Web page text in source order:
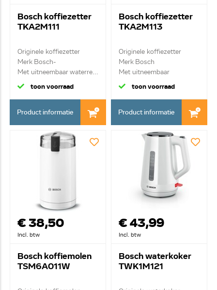
Bosch koffiezetter
TKA2M111
Originele koffiezetter
Merk Bosch-
Met uitneembaar waterre...
toon voorraad
Product informatie
Bosch koffiezetter
TKA2M113
Originele koffiezetter
Merk Bosch
Met uitneembaar
waterres...
toon voorraad
Product informatie
€ 38,50
Incl. btw
Bosch koffiemolen
TSM6A011W
€ 43,99
Incl. btw
Bosch waterkoker
TWK1M121